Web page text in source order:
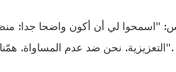
"اسمحوا لي أن أكون واضحا جدا:
التعزيزية. نحن ضد عدم المساواة. همّنا الرئيسي هو إنقاذ الأرواح في كل مكان".